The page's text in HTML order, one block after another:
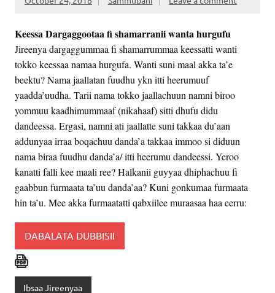
Keessa Dargaggootaa fi shamarranii wanta hurgufu
Jireenya dargaggummaa fi shamarrummaa keessatti wanti
tokko keessaa namaa hurgufa. Wanti suni maal akka ta’e
beektu? Nama jaallatan fuudhu ykn itti heerumuuf
yaadda’uudha. Tarii nama tokko jaallachuun namni biroo
yommuu kaadhimummaaf (nikahaaf) sitti dhufu didu
dandeessa. Ergasi, namni ati jaallatte suni takkaa du’aan
addunyaa irraa boqachuu danda’a takkaa immoo si diduun
nama biraa fuudhu danda’a/ itti heerumu dandeessi. Yeroo
kanatti falli kee maali ree? Halkanii guyyaa dhiphachuu fi
gaabbun furmaata ta’uu danda’aa? Kuni gonkumaa furmaata
hin ta’u. Mee akka furmaatatti qabxiilee muraasaa haa eerru:
DABALATA DUBBISII
Ibsaa Jireenyaa